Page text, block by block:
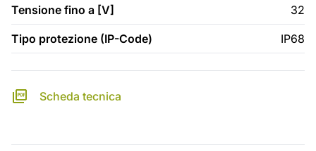
Tensione fino a [V] 32
Tipo protezione (IP-Code) IP68
Scheda tecnica